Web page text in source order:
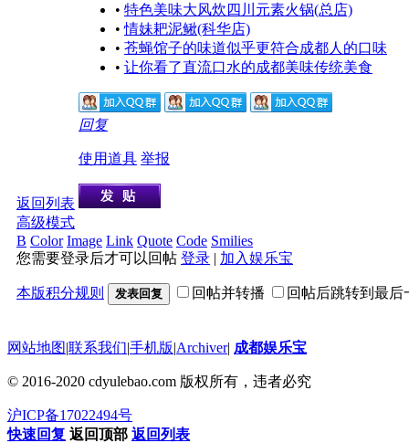
• 特色美味大风炊四川元素火锅(总店)
•情妹耙泥鳅(科华店)
• 苍蝇馆子的味道似乎更符合成都人的口味
• 让你看了直流口水的成都美味传统美食
回复
使用道具 举报
返回列表
高级模式
B Color Image Link Quote Code Smilies
您需要登录后才可以回帖 登录 | 加入娱乐宝
本版积分规则 发表回复 回帖并转播 回帖后跳转到最后
网站地图|联系我们|手机版|Archiver| 成都娱乐宝
© 2016-2020 cdyulebao.com 版权所有，违者必究
沪ICP备17022494号
快速回复 返回顶部 返回列表